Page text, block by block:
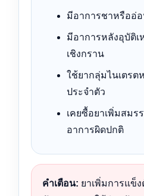
มีอาการชาหรืออ่
มีอาการหลังอุบัติ
เชิงกราน
ใช้ยากลุ่มไนเตรต
ประจำตัว
เคยซื้อยาเพิ่มสมร
อาการผิดปกติ
คำเตือน: ยาเพิ่มการแข็